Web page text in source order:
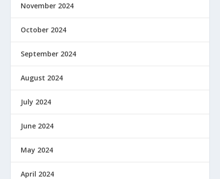
November 2024
October 2024
September 2024
August 2024
July 2024
June 2024
May 2024
April 2024